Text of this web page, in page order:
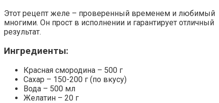
Этот рецепт желе – проверенный временем и любимый
многими. Он прост в исполнении и гарантирует отличный
результат.
Ингредиенты:
Красная смородина – 500 г
Сахар – 150-200 г (по вкусу)
Вода – 500 мл
Желатин – 20 г